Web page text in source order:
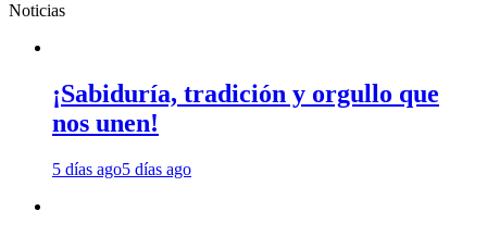
Noticias
¡Sabiduría, tradición y orgullo que
nos unen!
5 días ago5 días ago